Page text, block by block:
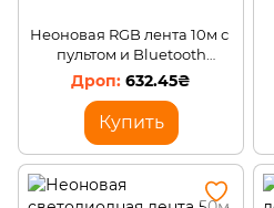
Неоновая RGB лента 10м с ​​
пультом и Bluetooth
(205/5603)
632.45₴
Купить